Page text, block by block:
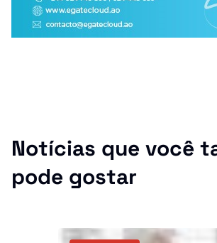
Notícias que você
pode gostar